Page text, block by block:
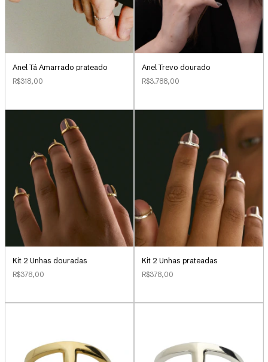
Anel Tá Amarrado prateado
R$318,00
Anel Trevo dourado
R$3.788,00
Kit 2 Unhas douradas
R$378,00
Kit 2 Unhas prateadas
R$378,00